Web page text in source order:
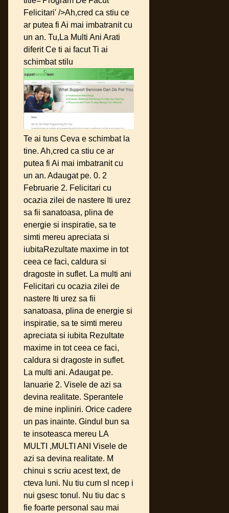
Felicitari' />Ah,cred ca stiu ce
ar putea fi Ai mai imbatranit cu
un an. Tu,La Multi Ani Arati
diferit Ce ti ai facut Ti ai
schimbat stilu
Te ai tuns Ceva e schimbat la
tine. Ah,cred ca stiu ce ar
putea fi Ai mai imbatranit cu
un an. Adaugat pe. 0. 2
Februarie 2. Felicitari cu
ocazia zilei de nastere Iti urez
sa fii sanatoasa, plina de
energie si inspiratie, sa te
simti mereu apreciata si
iubitaRezultate maxime in tot
ceea ce faci, caldura si
dragoste in suflet. La multi ani
Felicitari cu ocazia zilei de
nastere Iti urez sa fii
sanatoasa, plina de energie si
inspiratie, sa te simti mereu
apreciata si iubita Rezultate
maxime in tot ceea ce faci,
caldura si dragoste in suflet.
La multi ani. Adaugat pe.
Ianuarie 2. Visele de azi sa
devina realitate. Sperantele
de mine inpliniri. Orice cadere
un pas inainte. Gindul bun sa
te insoteasca mereu LA
MULTI ,MULTI ANI Visele de
azi sa devina realitate. M
chinui s scriu acest text, de
cteva luni. Nu tiu cum sl ncep i
nui gsesc tonul. Nu tiu dac s
fie foarte personal sau mai